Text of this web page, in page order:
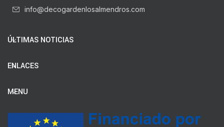
info@decogardenlosalmendros.com
ÚLTIMAS NOTICIAS
ENLACES
MENU